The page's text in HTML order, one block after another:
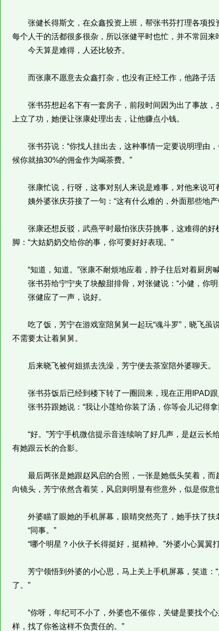
张健长得斯文，在众鑫投资上班，帮张书芬打理各项投
每个人干的活都很多很杂，所以张健平时也忙，并不常回来
今天算是难得，人还比较齐。
而张康不愿意去众鑫打杂，也没有正经工作，他路子活
张书芬想起名下有一套房子，前段时间因为出了事故，
上立了功，她便让张康处理出去，让他赚点小钱。
张书芬说：“你找人挂出去，这种事情一定要说明理由，
候你就抽30%的佣金作为喝茶费。”
张康忙说，行呀，这事对别人来说是难事，对他来说可
姨外婆张庆芬接了一句：“这有什么难的，外面那些地产
张康还想反驳，武燕平时最怕张庆芬挑事，这难得的好
脚：“大姑奶奶交给你的事，你可要好好表现。”
“知道，知道。”张康不耐烦地应着，脖子往后对着厨房
张书芬给宁宁夹了块酸甜排骨，对张健说：“小健，你明
张健应了一声，说好。
吃了饭，芳宁在游戏室陪舅舅一起玩“魂斗罗”，晓飞虽
不需要太让着舅舅。
后来晓飞被何姐抓去洗澡，芳宁便去茶室陪外婆聊天。
张书芬饭后已经到楼下转了一圈回来，现在正用IPAD跟
张书芬跟她说：“我让小莲给你装了汤，你等会儿记得拿
“好。”芳宁手机微信提示音连续响了好几声，是赵云长
有她跟云长的合影。
最后两张是她跟赵风启的合照，一张是她低头笑着，而
向镜头，芳宁依然含着笑，风启则明显有些意外，似是假意
外婆瞄了眼她的手机屏幕，眼睛突然亮了，她手扶了扶
“同事。”
“哪个明星？小伙子长得挺好，挺精神。”外婆小心翼翼
芳宁领悟到外婆的小心思，马上关上手机屏幕，笑道：“
了。”
“你呀，年纪可不小了，外婆也不催你，关键是要找个心
样，找了你爸这样不负责任的。”